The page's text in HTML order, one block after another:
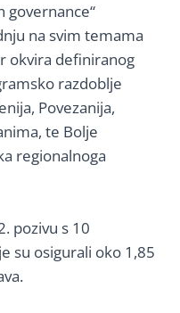
governance“
na svim temama
okvira definiranog
razdoblje
Povezanija,
te Bolje
regionalnoga
pozivu s 10
su osigurali oko 1,85